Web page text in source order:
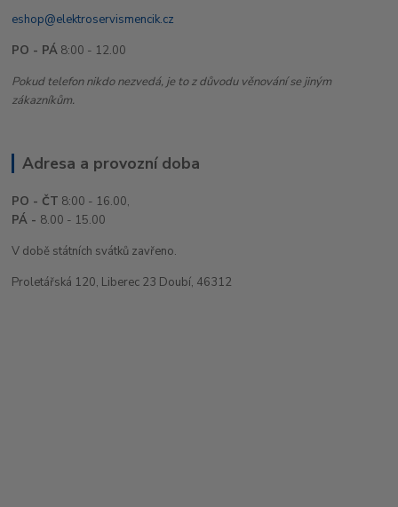
eshop@elektroservismencik.cz
PO - PÁ 8:00 - 12.00
Pokud telefon nikdo nezvedá, je to z důvodu věnování se jiným
zákazníkům.
Adresa a provozní doba
PO - ČT 8:00 - 16.00,
PÁ - 8.00 - 15.00
V době státních svátků zavřeno.
Proletářská 120, Liberec 23 Doubí, 46312